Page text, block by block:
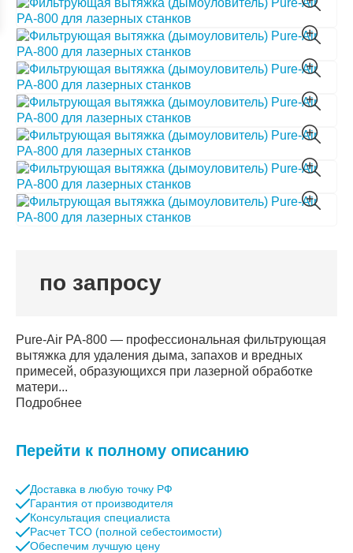
по запросу
Pure-Air PA-800 — профессиональная фильтрующая
вытяжка для удаления дыма, запахов и вредных
примесей, образующихся при лазерной обработке
матери...
Подробнее
Перейти к полному описанию
Доставка в любую точку РФ
Гарантия от производителя
Консультация специалиста
Расчет TCO (полной себестоимости)
Обеспечим лучшую цену